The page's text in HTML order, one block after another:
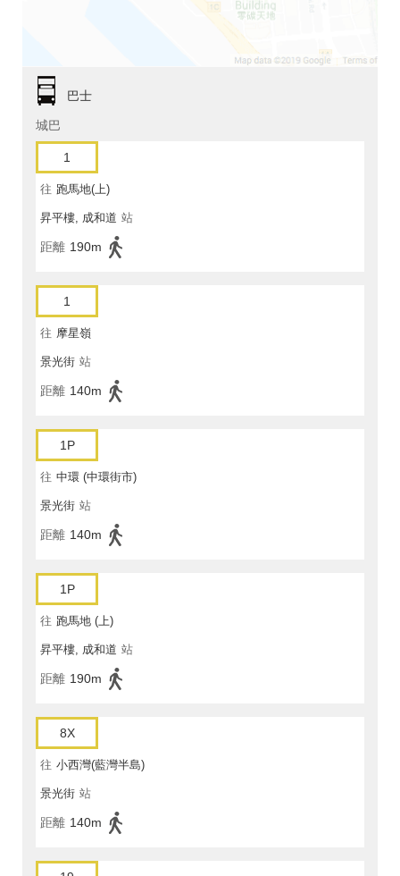
巴士
城巴
1
往 跑馬地(上)
昇平樓, 成和道 站
距離 190m
1
往 摩星嶺
景光街 站
距離 140m
1P
往 中環 (中環街市)
景光街 站
距離 140m
1P
往 跑馬地 (上)
昇平樓, 成和道 站
距離 190m
8X
往 小西灣(藍灣半島)
景光街 站
距離 140m